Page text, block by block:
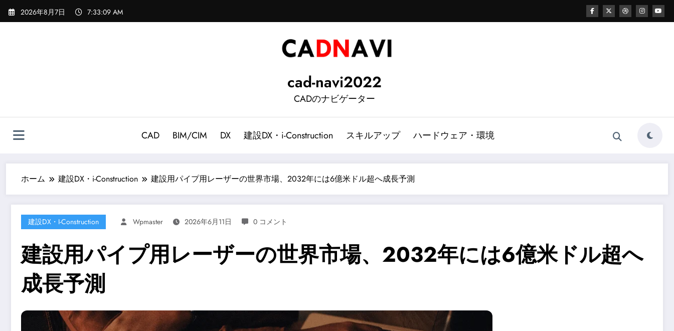
プ
2026年8月7日 7:33:10 AM
cad-navi2022
CADのナビゲーター
CAD BIM/CIM DX 建設DX・i-Construction スキルアップ ハードウェア・環境
ホーム 建設DX・i-Construction 建設用パイプ用レーザーの世界市場、2032年には6億米ドル超へ成長予測
建設DX・i-Construction Wpmaster 2026年6月11日 0 コメント
建設用パイプ用レーザーの世界市場、2032年には6億米ドル超へ
成長予測